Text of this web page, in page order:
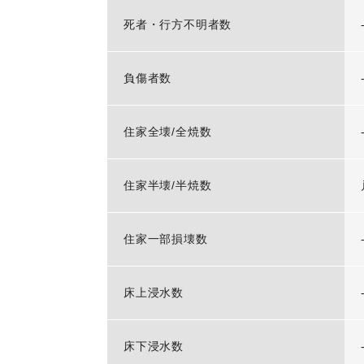
死者・行方不明者数 -
負傷者数 -
住家全壊/全焼数 -
住家半壊/半焼数
住家一部損壊数 -
床上浸水数 -
床下浸水数 -